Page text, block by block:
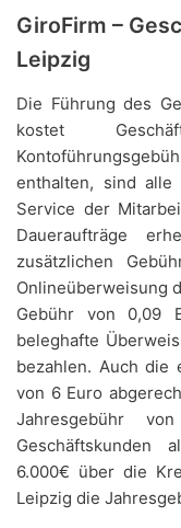
GiroFirm –
Leipzig
Die Führung des
kostet
enthalten, sind alle
Service der
Daueraufträge
zusätzlichen
Onlineüberweisung
Gebühr von 0,09
beleghafte
bezahlen. Auch die
von 6 Euro
Jahresgebühr
Geschäftskunden
6.000€ über die
Leipzig die